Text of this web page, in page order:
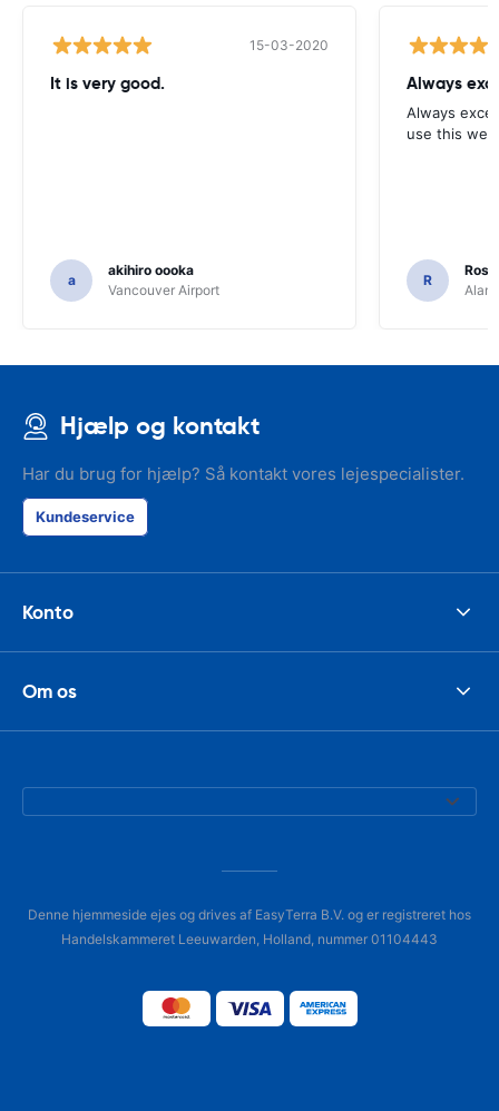
15-03-2020
It is very good.
a
akihiro oooka
Vancouver Airport
Always
Always
use this
R
Hjælp og kontakt
Har du brug for hjælp? Så kontakt vores lejespecialister.
Kundeservice
Konto
Om os
Denne hjemmeside ejes og drives af EasyTerra B.V. og er registreret hos
Handelskammeret Leeuwarden, Holland, nummer 01104443